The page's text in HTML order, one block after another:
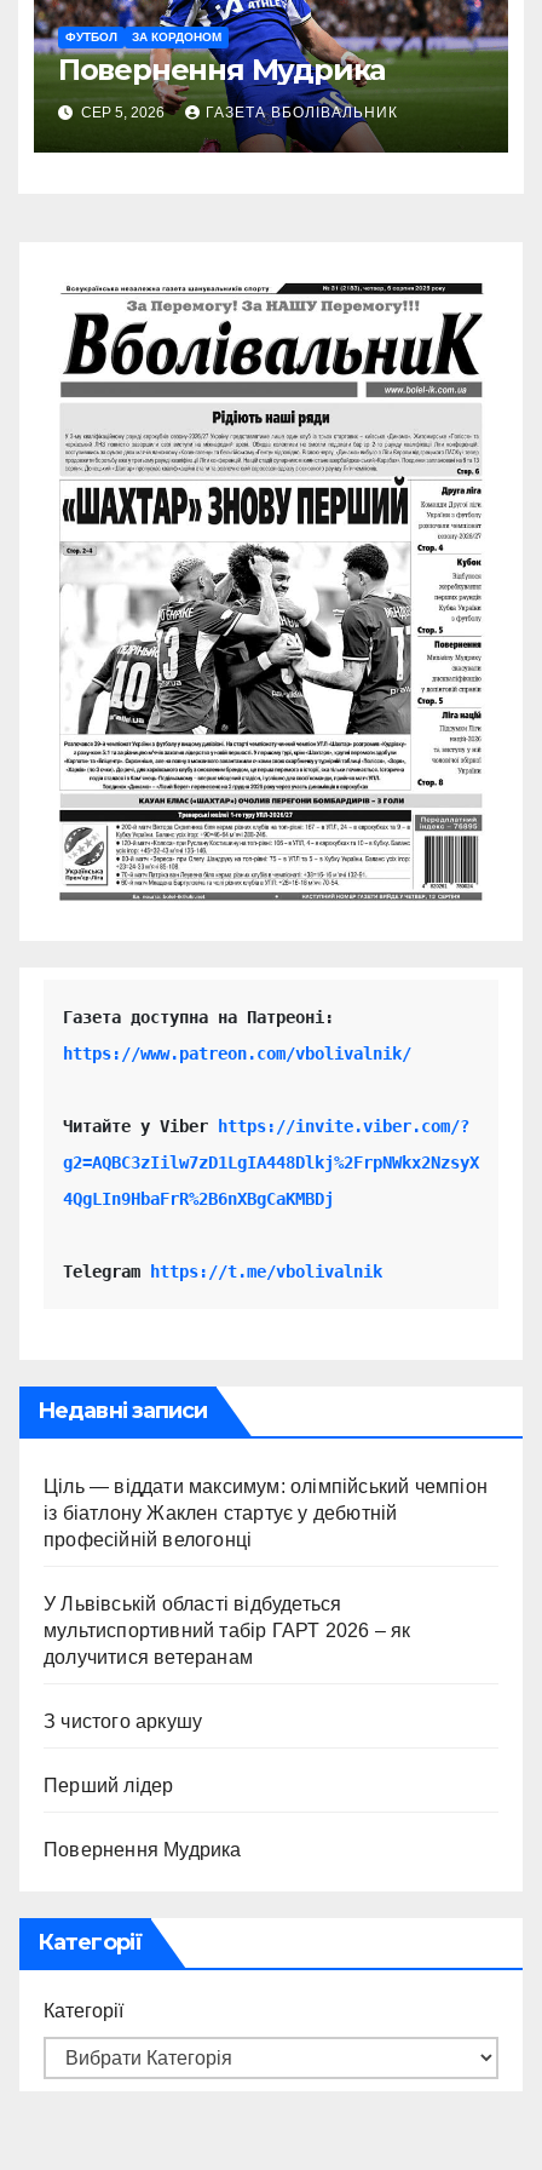
ФУТБОЛ ЗА КОРДОНОМ
Повернення Мудрика
СЕР 5, 2026 ГАЗЕТА ВБОЛІВАЛЬНИК
https://www.patreon.com/vbolivalnik/
Читайте у Viber
https://invite.viber.com/?
g2=AQBC3zIilw7zD1LgIA448Dlkj%2FrpNWkx2NzsyX
4QgLIn9HbaFrR%2B6nXBgCaKMBDj
Telegram https://t.me/vbolivalnik
Недавні записи
Ціль — віддати максимум: олімпійський чемпіон
із біатлону Жаклен стартує у дебютній
професійній велогонці
У Львівській області відбудеться
мультиспортивний табір ГАРТ 2026 – як
долучитися ветеранам
З чистого аркушу
Перший лідер
Повернення Мудрика
Категорії
Категорії